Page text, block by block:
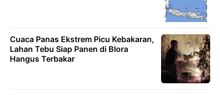
Cuaca Panas Ekstrem Picu Kebakaran,
Lahan Tebu Siap Panen di Blora
Hangus Terbakar